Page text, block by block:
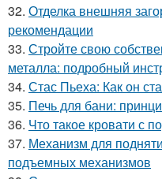
32. Отделка внешняя
рекомендации
33. Стройте свою
металла: подробный
34. Стас Пьеха: Как он
35. Печь для бани:
36. Что такое кровати с
37. Механизм для
подъемных механизмов